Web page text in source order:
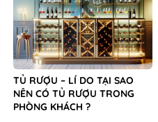
TỦ RƯỢU – LÍ DO TẠI SAO
NÊN CÓ TỦ RƯỢU TRONG
PHÒNG KHÁCH ?